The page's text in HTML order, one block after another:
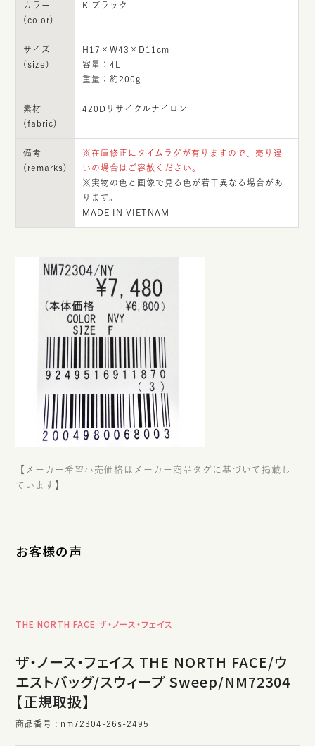
カラー
(color)
K ブラック
サイズ
(size)
H17×W43×D11cm
容量：4L
重量：約200g
素材
(fabric)
420Dリサイクルナイロン
備考
(remarks)
※在庫修正にタイムラグが有りますので、売り違
いの場合はご容赦ください。
※実物の色と画像で見る色が若干異なる場合があ
ります。
MADE IN VIETNAM
【メーカー希望小売価格はメーカー商品タグに基づいて掲載し
ています】
お客様の声
THE NORTH FACE ザ・ノース・フェイス
ザ・ノース・フェイス THE NORTH FACE/ウ
エストバッグ/スウィープ Sweep/NM72304
【正規取扱】
商品番号 nm72304-26s-2495